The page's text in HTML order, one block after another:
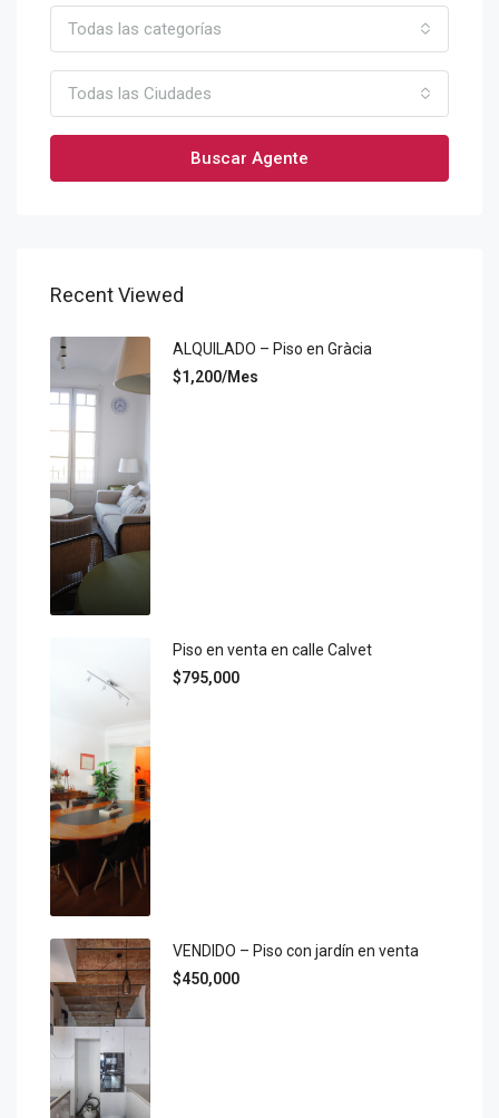
Todas las categorías
Todas las Ciudades
Buscar Agente
Recent Viewed
ALQUILADO – Piso en Gràcia
$1,200/Mes
Piso en venta en calle Calvet
$795,000
VENDIDO – Piso con jardín en venta
$450,000